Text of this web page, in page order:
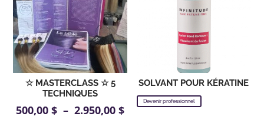
☆ MASTERCLASS ☆ 5
TECHNIQUES
500,00$ – 2.950,00$Plage
SOLVANT POUR KÉRATINE
Devenir professionnel